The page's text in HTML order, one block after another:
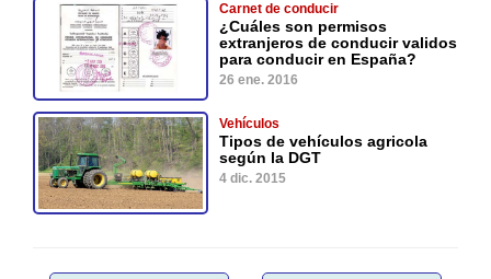
Carnet de conducir
¿Cuáles son permisos
extranjeros de conducir validos
para conducir en España?
26 ene. 2016
Vehículos
Tipos de vehículos agricola
según la DGT
4 dic. 2015